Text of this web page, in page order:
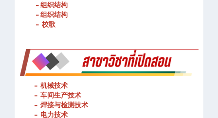
- 组织结构
- 组织结构
- 校歌
- 机械技术
- 车间生产技术
- 焊接与检测技术
- 电力技术